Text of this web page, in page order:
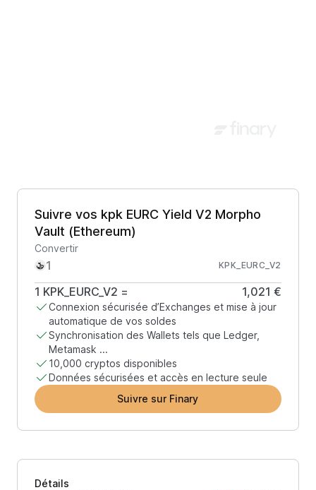
Suivre vos kpk EURC Yield V2 Morpho
Vault (Ethereum)
Convertir
KPK_EURC_V2
1 KPK_EURC_V2 = 1,021 €
Connexion sécurisée d’Exchanges et mise à jour
automatique de vos soldes
Synchronisation des Wallets tels que Ledger,
Metamask ...
10,000 cryptos disponibles
Données sécurisées et accès en lecture seule
Suivre sur Finary
Détails